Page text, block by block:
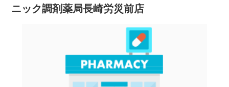
ニック調剤薬局長崎労災前店